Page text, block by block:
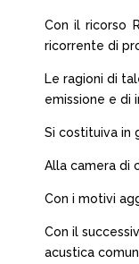
Con il ricorso
ricorrente di
Le ragioni di
emissione e di
Si costituiva in
Alla camera di
Con i motivi
Con il
acustica